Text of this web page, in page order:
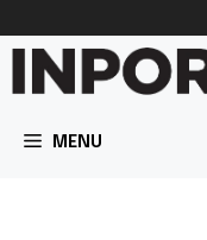
na
obsah
MENU